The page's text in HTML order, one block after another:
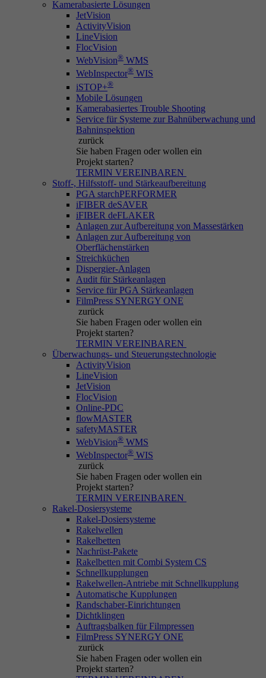
Kamerabasierte Lösungen
JetVision
ActivityVision
LineVision
FlocVision
WebVision® WMS
WebInspector® WIS
iSTOP+®
Mobile Lösungen
Kamerabasiertes Trouble Shooting
Service für Systeme zur Bahnüberwachung und
Bahninspektion
zurück
Sie haben Fragen oder wollen ein
Projekt starten?
TERMIN VEREINBAREN
Stoff-, Hilfsstoff- und Stärkeaufbereitung
PGA starchPERFORMER
iFIBER deSAVER
iFIBER deFLAKER
Anlagen zur Aufbereitung von Massestärken
Anlagen zur Aufbereitung von
Oberflächenstärken
Streichküchen
Dispergier-Anlagen
Audit für Stärkeanlagen
Service für PGA Stärkeanlagen
FilmPress SYNERGY ONE
zurück
Sie haben Fragen oder wollen ein
Projekt starten?
TERMIN VEREINBAREN
Überwachungs- und Steuerungstechnologie
ActivityVision
LineVision
JetVision
FlocVision
Online-PDC
flowMASTER
safetyMASTER
WebVision® WMS
WebInspector® WIS
zurück
Sie haben Fragen oder wollen ein
Projekt starten?
TERMIN VEREINBAREN
Rakel-Dosiersysteme
Rakel-Dosiersysteme
Rakelwellen
Rakelbetten
Nachrüst-Pakete
Rakelbetten mit Combi System CS
Schnellkupplungen
Rakelwellen-Antriebe mit Schnellkupplung
Automatische Kupplungen
Randschaber-Einrichtungen
Dichtklingen
Auftragsbalken für Filmpressen
FilmPress SYNERGY ONE
zurück
Sie haben Fragen oder wollen ein
Projekt starten?